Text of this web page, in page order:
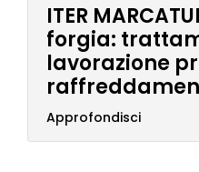
ITER
forgia:
lavorazione
Approfondisci